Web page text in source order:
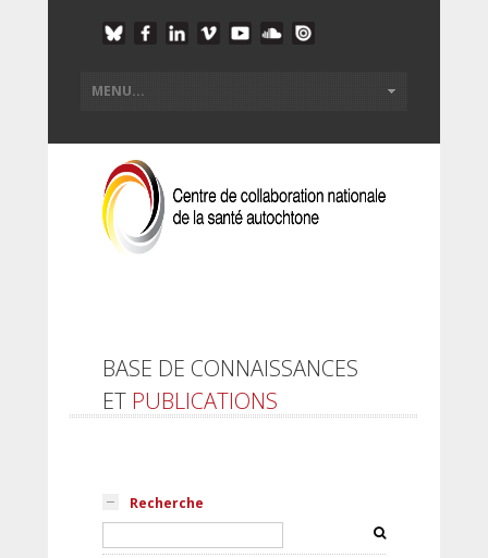
BASE DE CONNAISSANCES
ET PUBLICATIONS
Recherche